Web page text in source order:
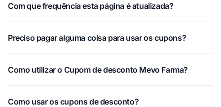
Com que frequência esta página é atualizada?
Preciso pagar alguma coisa para usar os cupons?
Como utilizar o Cupom de desconto Mevo Farma?
Como usar os cupons de desconto?